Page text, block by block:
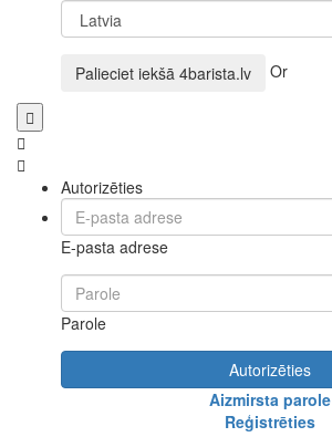
Palieciet iekšā 4barista.lv Or
Autorizēties
E-pasta adrese
Parole
Autorizēties
Aizmirsta parole
Reģistrēties